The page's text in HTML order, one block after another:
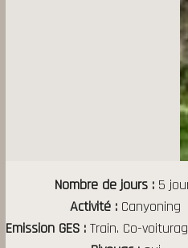
Nombre de jours
5
Activité
Canyoning
Emission GES Train. Co-